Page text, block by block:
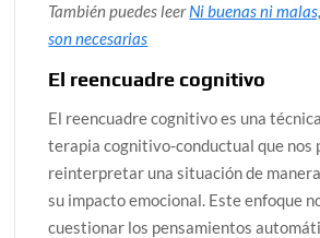
También puedes leerNi buenas ni
son necesarias
El reencuadre cognitivo
El reencuadre cognitivo es una
terapia cognitivo-conductual que nos
reinterpretar una situación de
su impacto emocional. Este enfoque
cuestionar los pensamientos